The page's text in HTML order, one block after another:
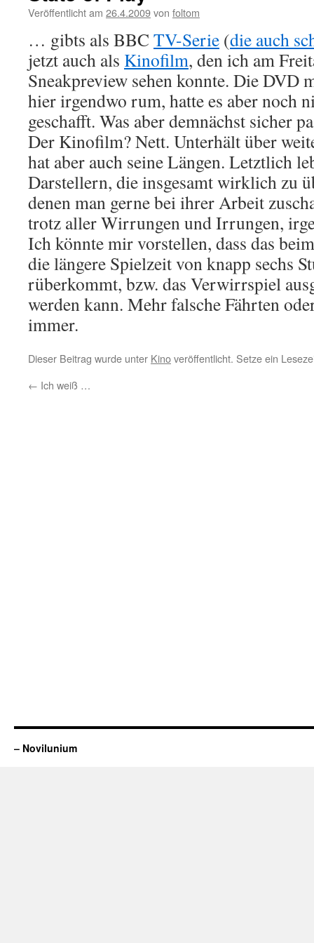
Veröffentlicht am 26.4.2009von foltom
… gibts als BBC TV-Serie (die auch
jetzt auch als Kinofilm, den ich am
Sneakpreview sehen konnte. Die DVD
hier irgendwo rum, hatte es aber noch
geschafft. Was aber demnächst sicher
Der Kinofilm? Nett. Unterhält über
hat aber auch seine Längen. Letztlich
Darstellern, die insgesamt wirklich zu
denen man gerne bei ihrer Arbeit
trotz aller Wirrungen und Irrungen,
Ich könnte mir vorstellen, dass das
die längere Spielzeit von knapp sechs
rüberkommt, bzw. das Verwirrspiel
werden kann. Mehr falsche Fährten
immer.
Dieser Beitrag wurde unter Kinoveröffentlicht. Setze ein
← Ich weiß …
– Novilunium